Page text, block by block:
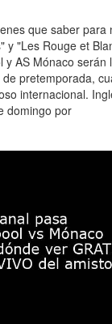
que saber para
y "Les Rouge et
y AS Mónaco serán
pretemporada,
internacional.
domingo por